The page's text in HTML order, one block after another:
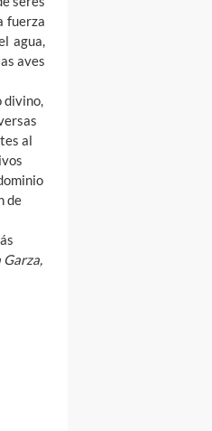
fuerza
agua,
aves
divino,
al
de
Garza,